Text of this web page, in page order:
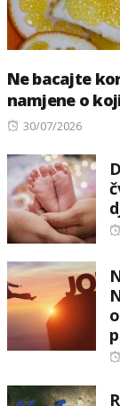
Ne bacajte
namjene o
Posted
30/07/2026